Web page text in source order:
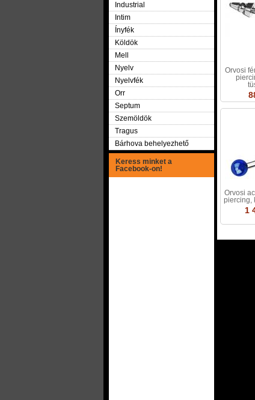
Industrial
Intim
Ínyfék
Köldök
Mell
Nyelv
Nyelvfék
Orr
Septum
Szemöldök
Tragus
Bárhova behelyezhető
Keress minket a
Facebook-on!
Orvosi
Orvosi
piercing,
1